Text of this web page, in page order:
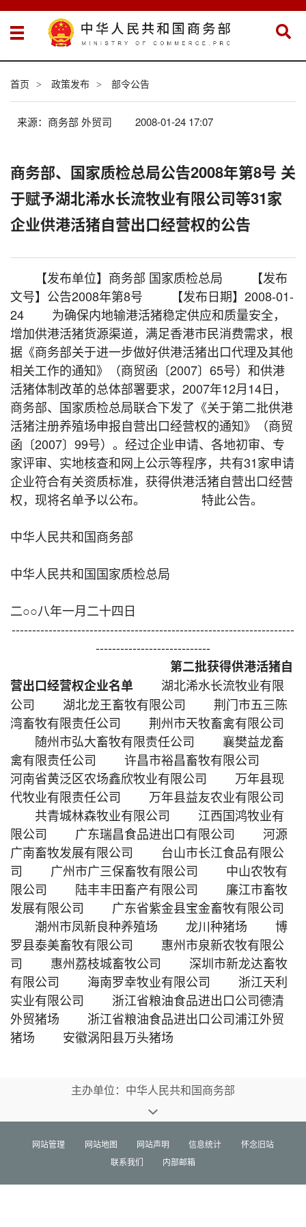
首页 > 政策发布 > 部令公告
来源：商务部 外贸司 2008-01-24 17:07
商务部、国家质检总局公告2008年第8号 关
于赋予湖北浠水长流牧业有限公司等31家
企业供港活猪自营出口经营权的公告
【发布单位】商务部 国家质检总局 【发布
文号】公告2008年第8号 【发布日期】2008-01-
24 为确保内地输港活猪稳定供应和质量安全，
增加供港活猪货源渠道，满足香港市民消费需求，根
据《商务部关于进一步做好供港活猪出口代理及其他
相关工作的通知》（商贸函〔2007〕65号）和供港
活猪体制改革的总体部署要求，2007年12月14日，
商务部、国家质检总局联合下发了《关于第二批供港
活猪注册养殖场申报自营出口经营权的通知》（商贸
函〔2007〕99号）。经过企业申请、各地初审、专
家评审、实地核查和网上公示等程序，共有31家申请
企业符合有关资质标准，获得供港活猪自营出口经营
权，现将名单予以公布。 特此公告。
中华人民共和国商务部
中华人民共和国国家质检总局
二○○八年一月二十四日
---------------------------------------------------------------------
----------------------------
第二批获得供港活猪自
营出口经营权企业名单 湖北浠水长流牧业有限
公司 湖北龙王畜牧有限公司 荆门市五三陈
湾畜牧有限责任公司 荆州市天牧畜禽有限公司
随州市弘大畜牧有限责任公司 襄樊益龙畜
禽有限责任公司 许昌市裕昌畜牧有限公司
河南省黄泛区农场鑫欣牧业有限公司 万年县现
代牧业有限责任公司 万年县益友农业有限公司
共青城林森牧业有限公司 江西国鸿牧业有
限公司 广东瑞昌食品进出口有限公司 河源
广南畜牧发展有限公司 台山市长江食品有限公
司 广州市广三保畜牧有限公司 中山农牧有
限公司 陆丰丰田畜产有限公司 廉江市畜牧
发展有限公司 广东省紫金县宝金畜牧有限公司
潮州市凤新良种养殖场 龙川种猪场 博
罗县泰美畜牧有限公司 惠州市泉新农牧有限公
司 惠州荔枝城畜牧公司 深圳市新龙达畜牧
有限公司 海南罗幸牧业有限公司 浙江天利
实业有限公司 浙江省粮油食品进出口公司德清
外贸猪场 浙江省粮油食品进出口公司浦江外贸
猪场 安徽涡阳县万头猪场
主办单位：中华人民共和国商务部
网站管理 网站地图 网站声明 信息统计
怀念旧站
联系我们
内部邮箱